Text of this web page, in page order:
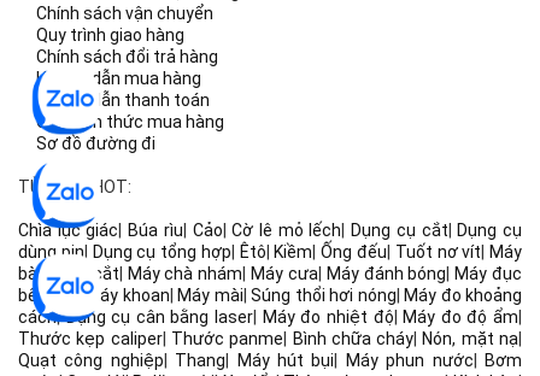
Chính sách vận chuyển
Quy trình giao hàng
Chính sách đổi trả hàng
Hướng dẫn mua hàng
Hướng dẫn thanh toán
Các hình thức mua hàng
Sơ đồ đường đi
TỪ KHÓA HOT:
Chìa lục giác Búa rìu Cảo |Cờ lê mỏ lếch Dụng cụ cắt
Dụng cụ
dùng pin
Dụng cụ tổng hợp Êtô Kiềm |Ống đếu Tuốt nơ vít
Máy
bào|Máy cắt Máy chà nhám Máy cưa Máy đánh bóng
Máy đục
bê tông|Máy khoan Máy mài Súng thổi hơi nóng Máy đo khoảng
cách|Dụng cụ cân bằng laser Máy đo nhiệt độ Máy đo độ ẩm
Thước kẹp caliper| Thước panme Bình chữa cháy Nón, mặt nạ
Quạt công nghiệp
Thang Máy hút bụi Máy phun nước
Bơm